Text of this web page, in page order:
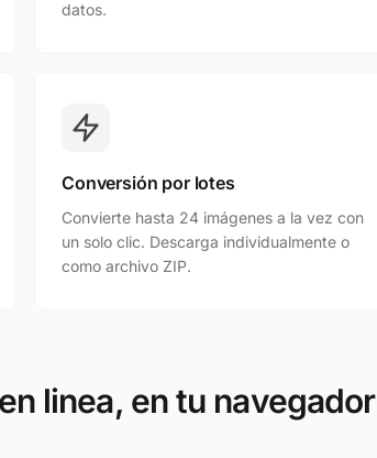
datos.
Conversión por lotes
Convierte hasta 24 imágenes a la vez con
un solo clic. Descarga individualmente o
como archivo ZIP.
linea, en tu navegador